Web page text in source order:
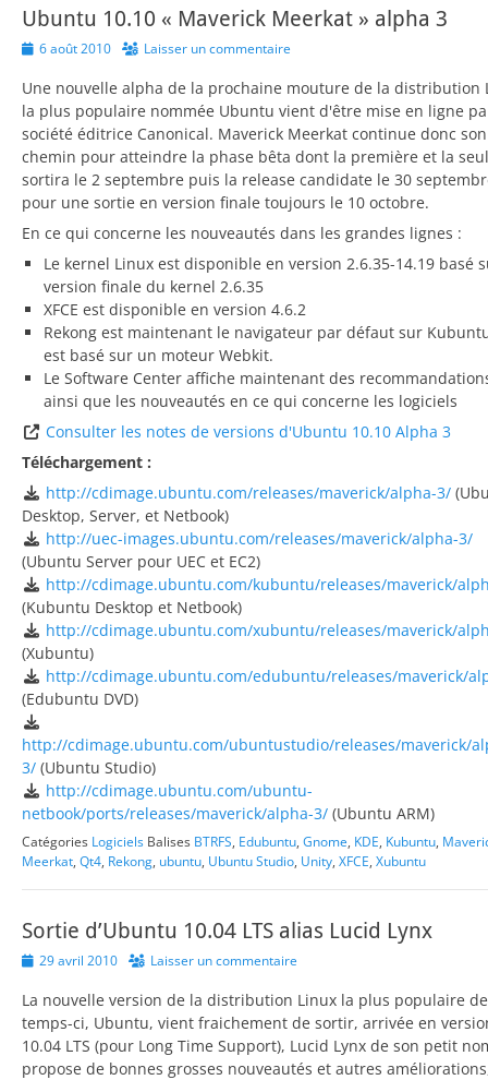
Ubuntu 10.10 « Maverick Meerkat » alpha 3
Posted
6 août 2010 Laisser un commentaire
Une nouvelle alpha de la prochaine mouture de la distribution
la plus populaire nommée Ubuntu vient d'être mise en ligne
société éditrice Canonical. Maverick Meerkat continue donc son
chemin pour atteindre la phase bêta dont la première et la
sortira le 2 septembre puis la release candidate le 30
pour une sortie en version finale toujours le 10 octobre.
En ce qui concerne les nouveautés dans les grandes lignes :
Le kernel Linux est disponible en version 2.6.35-14.19 basé
version finale du kernel 2.6.35
XFCE est disponible en version 4.6.2
Rekong est maintenant le navigateur par défaut sur
est basé sur un moteur Webkit.
Le Software Center affiche maintenant des
ainsi que les nouveautés en ce qui concerne les logiciels
Consulter les notes de versions d'Ubuntu 10.10 Alpha 3
Téléchargement :
http://cdimage.ubuntu.com/releases/maverick/alpha-3/
Desktop, Server, et Netbook)
http://uec-images.ubuntu.com/releases/maverick/alpha-3/
(Ubuntu Server pour UEC et EC2)
http://cdimage.ubuntu.com/kubuntu/releases/maverick/
(Kubuntu Desktop et Netbook)
http://cdimage.ubuntu.com/xubuntu/releases/maverick/
(Xubuntu)
http://cdimage.ubuntu.com/edubuntu/releases/maverick/
(Edubuntu DVD)
http://cdimage.ubuntu.com/ubuntustudio/releases/maverick/
3/ (Ubuntu Studio)
http://cdimage.ubuntu.com/ubuntu-
netbook/ports/releases/maverick/alpha-3/ (Ubuntu ARM)
Catégories Logiciels Balises BTRFS, Edubuntu, Gnome, KDE, Kubuntu,
Meerkat, Qt4, Rekong, ubuntu, Ubuntu Studio, Unity, XFCE, Xubuntu
Sortie d’Ubuntu 10.04 LTS alias Lucid Lynx
Posted
29 avril 2010 Laisser un commentaire
La nouvelle version de la distribution Linux la plus populaire
temps-ci, Ubuntu, vient fraichement de sortir, arrivée en
10.04 LTS (pour Long Time Support), Lucid Lynx de son petit
propose de bonnes grosses nouveautés et autres